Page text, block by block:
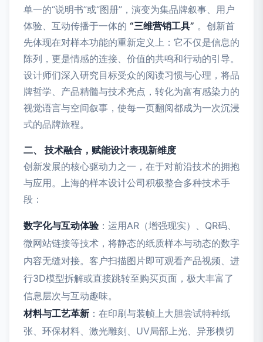
单一的“说明书”或“图册”，演变为集品牌叙事、用户
体验、互动传播于一体的 “三维营销工具” 。创新首
先体现在对样本功能的重新定义上：它不仅是信息的
陈列，更是情感的连接、价值的共鸣和行动的引导。
设计师们深入研究目标受众的阅读习惯与心理，将品
牌哲学、产品精髓与技术亮点，转化为富有感染力的
视觉语言与空间叙事，使每一页翻阅都成为一次沉浸
式的品牌旅程。
二、 技术融合，赋能设计表现新维度
创新发展的核心驱动力之一，在于对前沿技术的拥抱
与应用。上海的样本设计公司积极整合多种技术手
段：
数字化与互动体验：运用AR（增强现实）、QR码、
微网站链接等技术，将静态的纸质样本与动态的数字
内容无缝对接。客户扫描图片即可观看产品视频、进
行3D模型拆解或直接跳转至购买页面，极大丰富了
信息层次与互动趣味。
材料与工艺革新 ：在印刷与装帧上大胆尝试特种纸
张、环保材料、激光雕刻、UV局部上光、异形模切